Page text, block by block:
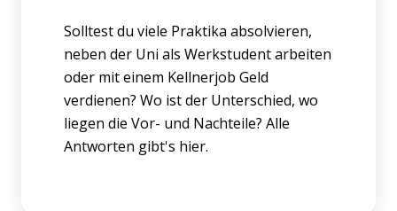
Solltest du viele Praktika absolvieren,
neben der Uni als Werkstudent arbeiten
oder mit einem Kellnerjob Geld
verdienen? Wo ist der Unterschied, wo
liegen die Vor- und Nachteile? Alle
Antworten gibt's hier.